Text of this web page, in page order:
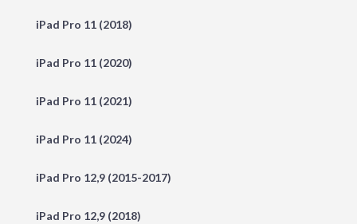
iPad Pro 11 (2018)
iPad Pro 11 (2020)
iPad Pro 11 (2021)
iPad Pro 11 (2024)
iPad Pro 12,9 (2015-2017)
iPad Pro 12,9 (2018)